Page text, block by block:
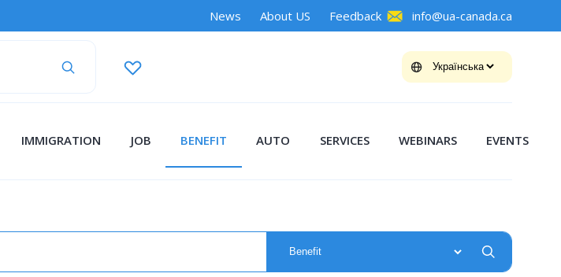
News About US Feedback info@ua-canada.ca
IMMIGRATION JOB BENEFIT AUTO SERVICES WEBINARS EVENTS